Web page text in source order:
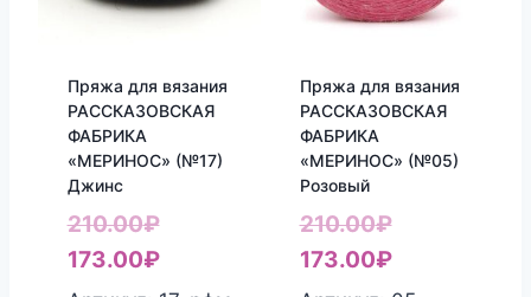
Пряжа для вязания
РАССКАЗОВСКАЯ
ФАБРИКА
«МЕРИНОС» (№17)
Джинс
210.00₽Первоначальная
цена
173.00₽Текущая
Пряжа для вязания
РАССКАЗОВСКАЯ
ФАБРИКА
«МЕРИНОС» (№05)
Розовый
210.00₽
цена
173.00₽Текущая